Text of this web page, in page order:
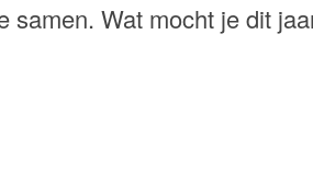
samen. Wat mocht je dit